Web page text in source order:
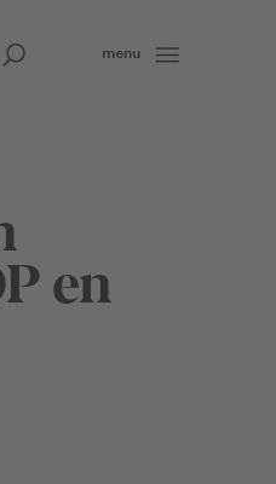
menu
en